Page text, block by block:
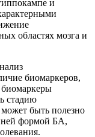
и
областях мозга и
биомаркеров,
биомаркеры
стадию
может быть полезно
формой БА,